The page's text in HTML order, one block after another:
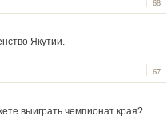
68
Якутии.
67
выиграть чемпионат края?